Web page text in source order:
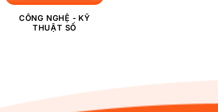
CÔNG NGHỆ - KỸ
THUẬT SỐ